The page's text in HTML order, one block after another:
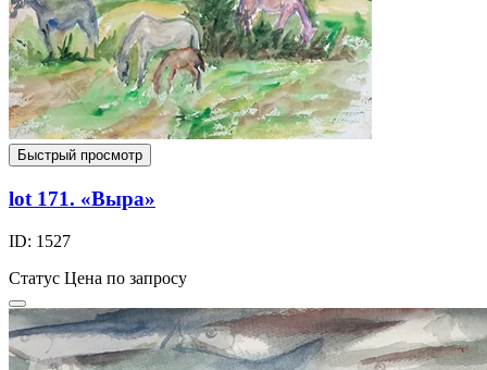
Быстрый просмотр
lot 171. «Выра»
ID: 1527
Статус Цена по запросу